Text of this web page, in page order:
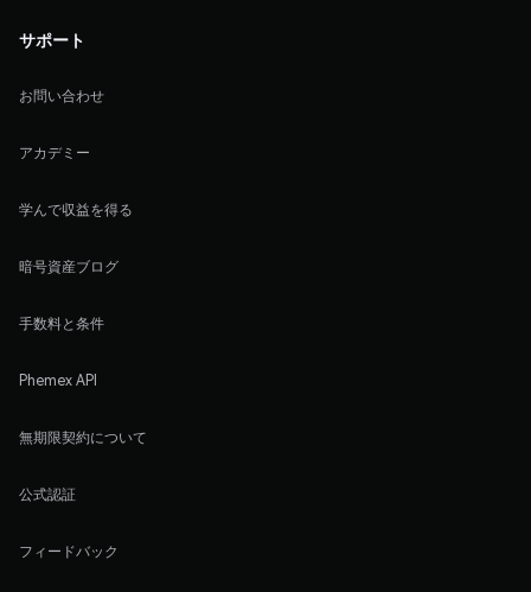
サポート
お問い合わせ
アカデミー
学んで収益を得る
暗号資産ブログ
手数料と条件
Phemex API
無期限契約について
公式認証
フィードバック